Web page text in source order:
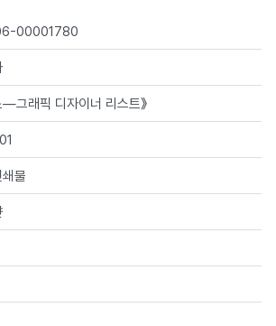
00001780
—그래픽 디자이너 리스트》
물